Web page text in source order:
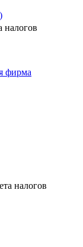
налогов
фирма
налогов